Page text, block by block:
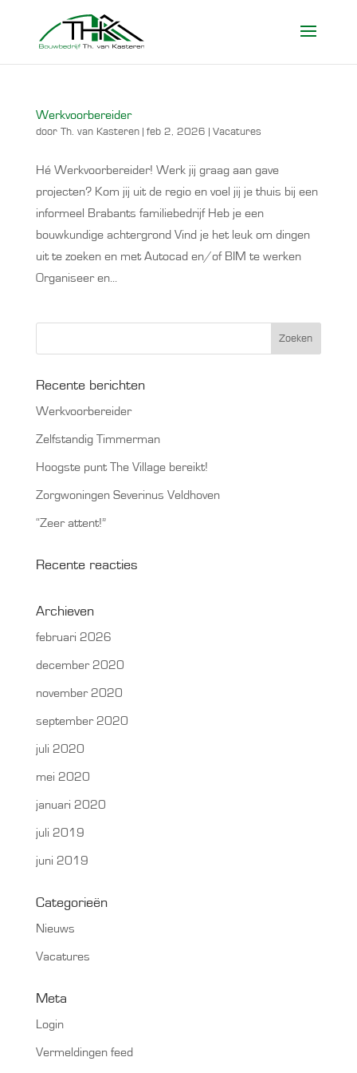
Werkvoorbereider
door Th. van Kasteren| feb 2, 2026 Vacatures
Hé Werkvoorbereider! Werk jij graag aan gave
projecten? Kom jij uit de regio en voel jij je thuis bij een
informeel Brabants familiebedrijf Heb je een
bouwkundige achtergrond Vind je het leuk om dingen
uit te zoeken en met Autocad en/of BIM te werken
Organiseer en...
Recente berichten
Werkvoorbereider
Zelfstandig Timmerman
Hoogste punt The Village bereikt!
Zorgwoningen Severinus Veldhoven
“Zeer attent!”
Recente reacties
Archieven
februari 2026
december 2020
november 2020
september 2020
juli 2020
mei 2020
januari 2020
juli 2019
juni 2019
Categorieën
Nieuws
Vacatures
Meta
Login
Vermeldingen feed